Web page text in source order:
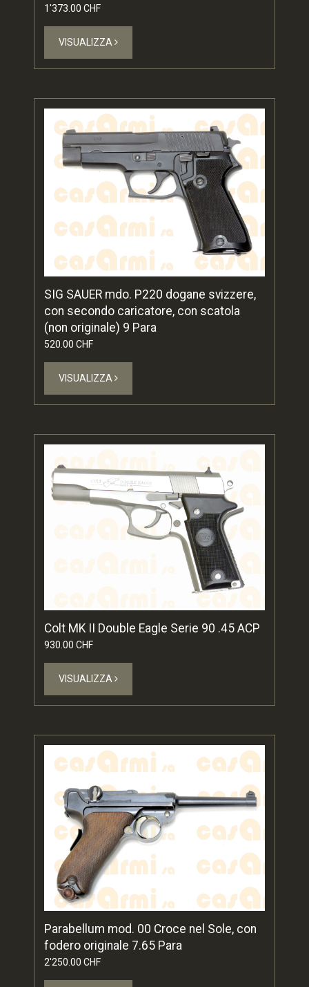
1'373.00 CHF
VISUALIZZA
SIG SAUER mdo. P220 dogane svizzere,
con secondo caricatore, con scatola
(non originale) 9 Para
520.00 CHF
VISUALIZZA
Colt MK II Double Eagle Serie 90 .45 ACP
930.00 CHF
VISUALIZZA
Parabellum mod. 00 Croce nel Sole, con
fodero originale 7.65 Para
2'250.00 CHF